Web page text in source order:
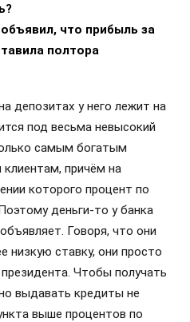
что прибыль за
полтора
депозитах у него лежит на
под весьма невысокий
самым богатым
причём на
которого процент по
деньги-то у банка
Говоря, что они
низкую ставку, они просто
Чтобы получать
выдавать кредиты не
выше процентов по